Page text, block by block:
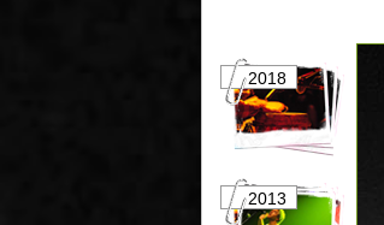
2018
2013